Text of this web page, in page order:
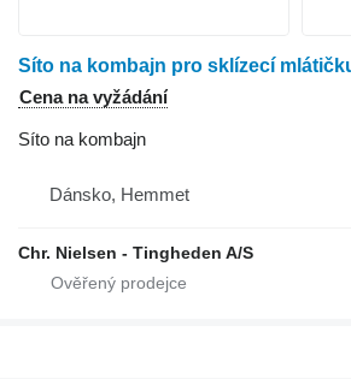
Síto na kombajn pro sklízecí
Cena na vyžádání
Síto na kombajn
Dánsko, Hemmet
Chr. Nielsen - Tingheden A/S